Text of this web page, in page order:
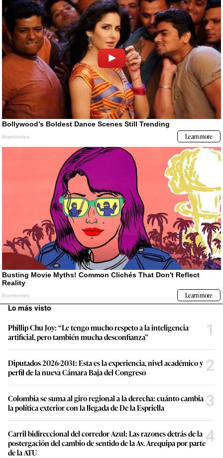
Lo más visto
Phillip Chu Joy: “Le tengo mucho respeto a la inteligencia
artificial, pero también mucha desconfianza”
1
Diputados 2026-2031: Esta es la experiencia, nivel académico y
perfil de la nueva Cámara Baja del Congreso
2
Colombia se suma al giro regional a la derecha: cuánto cambia
la política exterior con la llegada de De la Espriella
3
Carril bidireccional del corredor Azul: Las razones detrás de la
postergación del cambio de sentido de la Av. Arequipa por parte
de la ATU
4